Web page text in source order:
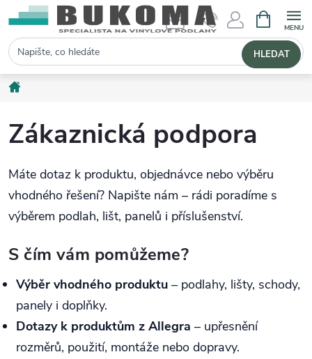
Hledat HLEDAT
Domů
Zákaznická podpora
Máte dotaz k produktu, objednávce nebo výběru
vhodného řešení? Napište nám – rádi poradíme s
výběrem podlah, lišt, panelů i příslušenství.
S čím vám pomůžeme?
Výběr vhodného produktu – podlahy, lišty, schody,
panely i doplňky.
Dotazy k produktům z Allegra – upřesnění
rozměrů, použití, montáže nebo dopravy.